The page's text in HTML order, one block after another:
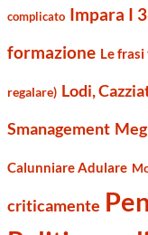
complicato Impara I
formazione Le
regalare) Lodi,
Smanagement
Calunniare Adulare
criticamente